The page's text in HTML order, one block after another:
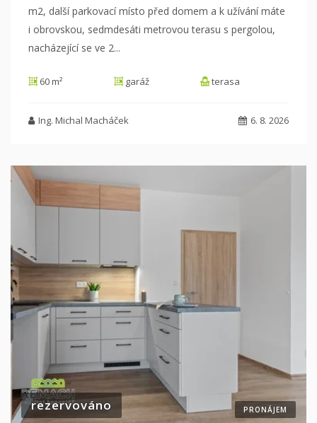
m2, další parkovací místo před domem a k užívání máte
i obrovskou, sedmdesáti metrovou terasu s pergolou,
nacházející se ve 2...
60 m² garáž terasa
Ing. Michal Macháček 6. 8. 2026
PRONÁJEM
rezervováno